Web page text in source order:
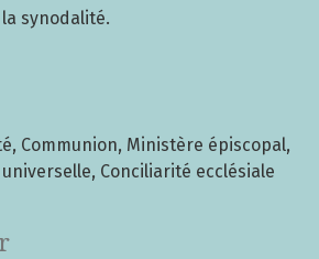
Communion Ministère épiscopal
universelle Conciliarité ecclésiale
synodalité.